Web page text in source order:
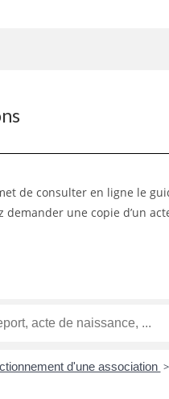
de consulter en ligne le
demander une copie d’un
d'une association >